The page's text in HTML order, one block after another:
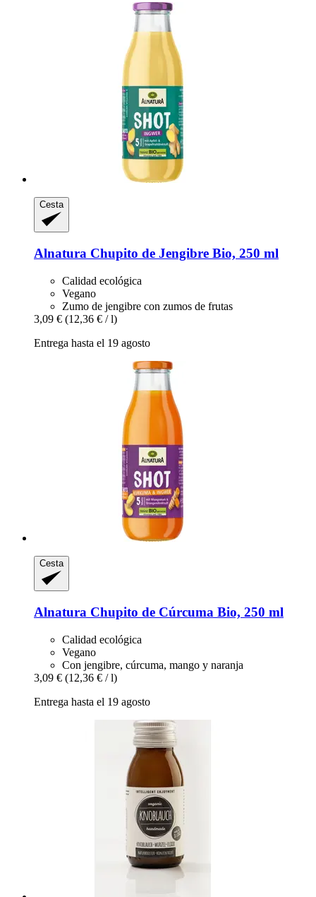
Cesta
Alnatura Chupito de Jengibre Bio, 250 ml
Calidad ecológica
Vegano
Zumo de jengibre con zumos de frutas
3,09 € (12,36 € / l)
Entrega hasta el 19 agosto
Cesta
Alnatura Chupito de Cúrcuma Bio, 250 ml
Calidad ecológica
Vegano
Con jengibre, cúrcuma, mango y naranja
3,09 € (12,36 € / l)
Entrega hasta el 19 agosto